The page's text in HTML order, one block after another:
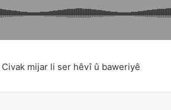
Civak mijar li ser hêvî û baweriyê